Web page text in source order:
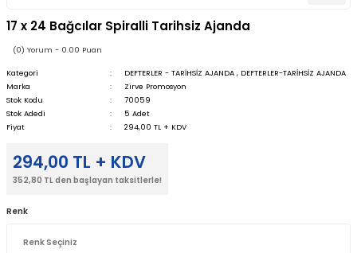
17 x 24 Bağcılar Spiralli Tarihsiz Ajanda
(0) Yorum - 0.00 Puan
Kategori DEFTERLER - TARİHSİZ AJANDA , DEFTERLER-TARİHSİZ AJANDA
Marka
Zirve Promosyon
Stok Kodu
70059
Stok Adedi
5 Adet
Fiyat
294,00 TL + KDV
294,00 TL + KDV
352,80 TL den başlayan taksitlerle!
Renk